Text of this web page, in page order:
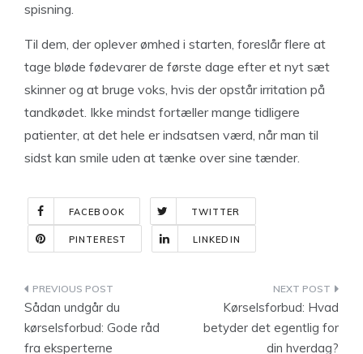
spisning.
Til dem, der oplever ømhed i starten, foreslår flere at
tage bløde fødevarer de første dage efter et nyt sæt
skinner og at bruge voks, hvis der opstår irritation på
tandkødet. Ikke mindst fortæller mange tidligere
patienter, at det hele er indsatsen værd, når man til
sidst kan smile uden at tænke over sine tænder.
FACEBOOK TWITTER
PINTEREST LINKEDIN
Indlægsnavigation
Sådan undgår du
kørselsforbud: Gode råd
fra eksperterne
Kørselsforbud: Hvad
betyder det egentlig for
din hverdag?